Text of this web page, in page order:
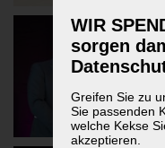
WIR
sorgen
Greifen Sie zu
Sie passenden
welche Kekse
akzeptieren.